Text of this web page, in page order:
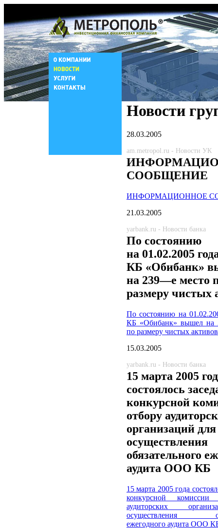
Новости
28.03.2005
am.metropol.ru - Новости УК
СООБЩЕНИЕ
ИНФОРМАЦИОННОЕ
21.03.2005
yarbank.ru - Новости банка
По состоянию
на 01.02.2005
КБ «Обибанк»
на 239—е место
размеру чистых
По состоянию на
КБ «Обибанк» вышел на
по размеру чистых активов
15.03.2005
yarbank.ru - Новости банка
15 марта 2005
состоялось
конкурсной
отбору
организаций для
осуществления
обязательного
аудита ООО КБ
15 марта 2005 года
конкурсной
аудиторских
осуществления
ежегодного аудита ООО